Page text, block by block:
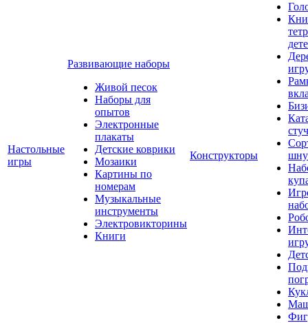
Настольные
игры
Развивающие наборы
Живой песок
Наборы для
опытов
Электронные
плакаты
Детские коврики
Мозаики
Картины по
номерам
Музыкальные
инструменты
Электровикторины
Книги
Конструкторы